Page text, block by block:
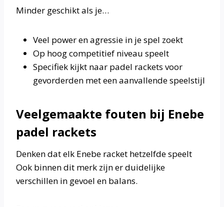
Minder geschikt als je…
Veel power en agressie in je spel zoekt
Op hoog competitief niveau speelt
Specifiek kijkt naar padel rackets voor
gevorderden met een aanvallende speelstijl
Veelgemaakte fouten bij Enebe
padel rackets
Denken dat elk Enebe racket hetzelfde speelt
Ook binnen dit merk zijn er duidelijke
verschillen in gevoel en balans.